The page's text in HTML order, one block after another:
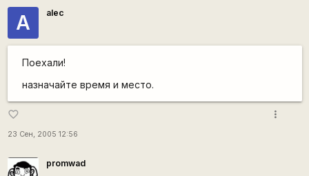
А alec
Поехали!
назначайте время и место.
favorite_border
23 Сен, 2005 12:56
more_vert
promwad